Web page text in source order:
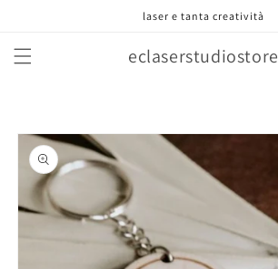
laser e tanta creatività
eclaserstudiostore
informazioni
sul prodotto